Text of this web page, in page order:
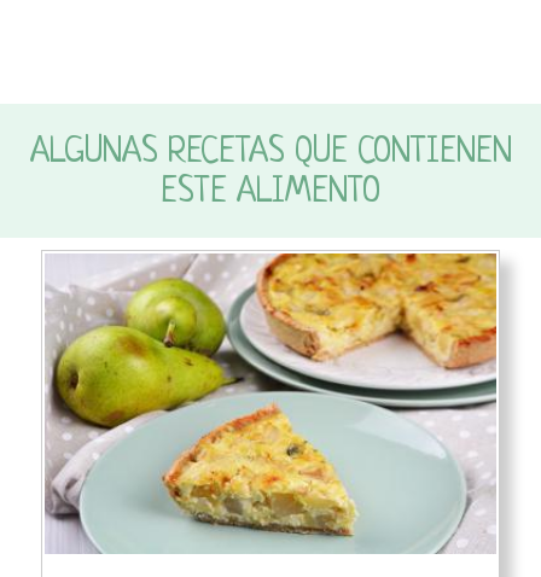
ALGUNAS RECETAS QUE CONTIENEN
ESTE ALIMENTO